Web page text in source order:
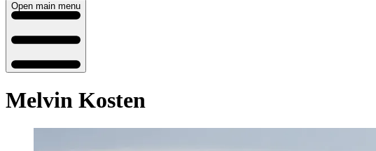
Open main menu
Melvin Kosten